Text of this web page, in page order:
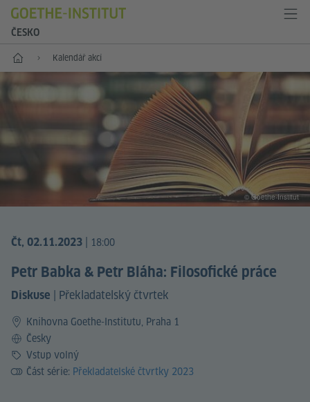
ČESKO
Hlavní stránkaKalendář akcí
Čt, 02.11.2023 18:00
Petr Babka & Petr Bláha: Filosofické práce
Diskuse | Překladatelský čtvrtek
Knihovna Goethe-Institutu, Praha 1
JazykČesky
VstupVstup volný
Část série: Překladatelské čtvrtky 2023
© Goethe-Institut